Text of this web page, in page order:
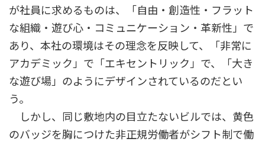
が社員に求めるものは、「自由・創造性・フラット
な組織・遊び心・コミュニケーション・革新性」で
あり、本社の環境はその理念を反映して、「非常に
アカデミック」で「エキセントリック」で、「大き
な遊び場」のようにデザインされているのだとい
う。
しかし、同じ敷地内の目立たないビルでは、黄色
のバッジを胸につけた非正規労働者がシフト制で働